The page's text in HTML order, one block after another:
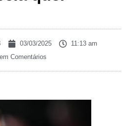
03/03/2025
11:13 am
Comentários